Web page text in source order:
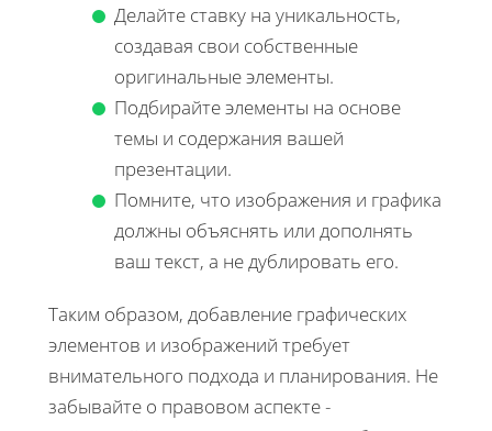
Делайте ставку на уникальность,
создавая свои собственные
оригинальные элементы.
Подбирайте элементы на основе
темы и содержания вашей
презентации.
Помните, что изображения и графика
должны объяснять или дополнять
ваш текст, а не дублировать его.
Таким образом, добавление графических
элементов и изображений требует
внимательного подхода и планирования. Не
забывайте о правовом аспекте -